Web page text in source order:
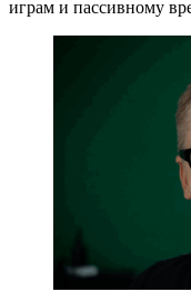
играм и пассивному